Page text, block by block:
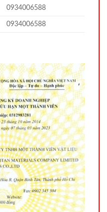
0934006588
0934006588